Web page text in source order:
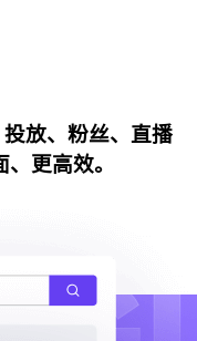
放、粉丝、直播
更高效。